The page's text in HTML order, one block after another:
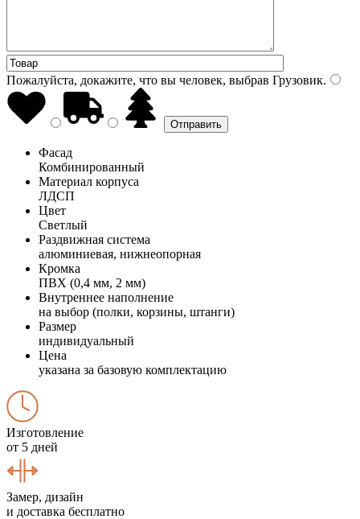
Пожалуйста, докажите, что вы человек, выбрав Грузовик.
Фасад
Комбинированный
Материал корпуса
ЛДСП
Цвет
Светлый
Раздвижная система
алюминиевая, нижнеопорная
Кромка
ПВХ (0,4 мм, 2 мм)
Внутреннее наполнение
на выбор (полки, корзины, штанги)
Размер
индивидуальный
Цена
указана за базовую комплектацию
Изготовление
от 5 дней
Замер, дизайн
и доставка бесплатно